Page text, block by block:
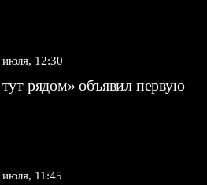
июля, 12:30
рядом» объявил первую
июля, 11:45